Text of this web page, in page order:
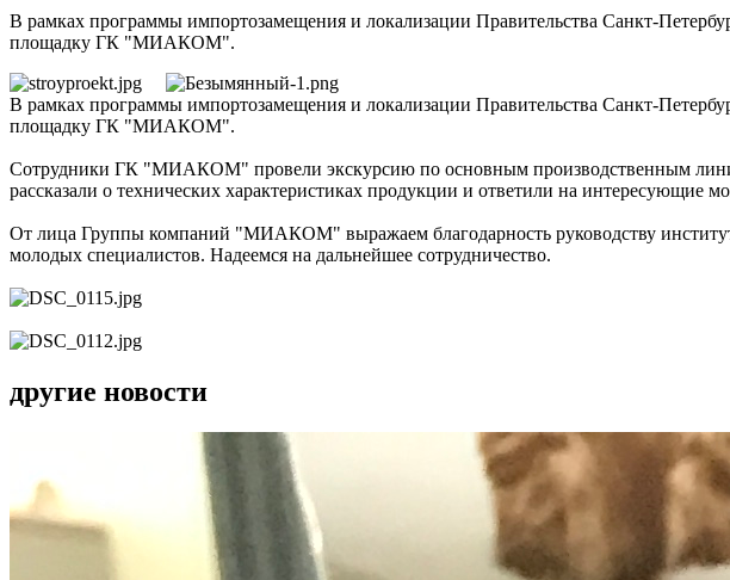
В рамках программы импортозамещения и локализации Правительства Санкт-
площадку ГК "МИАКОМ".
В рамках программы импортозамещения и локализации Правительства Санкт-
площадку ГК "МИАКОМ".
Сотрудники ГК "МИАКОМ" провели экскурсию по основным производственным
рассказали о технических характеристиках продукции и ответили на
От лица Группы компаний "МИАКОМ" выражаем благодарность руководству
молодых специалистов. Надеемся на дальнейшее сотрудничество.
другие новости